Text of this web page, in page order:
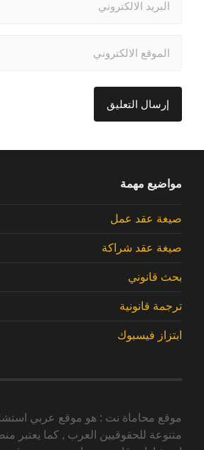
مواضيع مهمة
صيغة عقد عمل
صيغة عقد شراكة
بحث قانوني
ترجمة قانونية
ابتزاز فيسبوك
موقع محاماة نت : هو موقع عربي
متنوعة للحقوقيين العرب , كما يعتبر